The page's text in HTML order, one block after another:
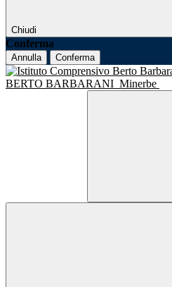
Chiudi
Conferma
Annulla Conferma
BERTO BARBARANI Minerbe